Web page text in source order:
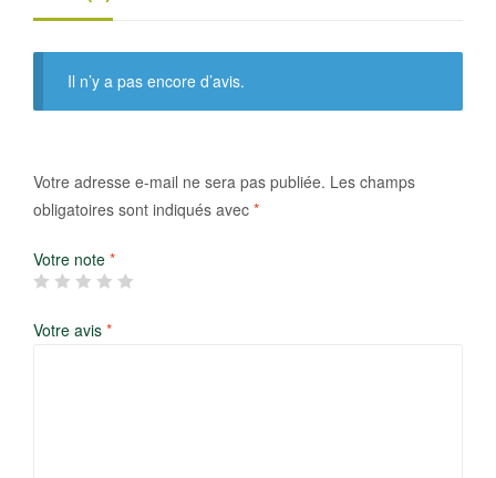
Sooa
Il n’y a pas encore d’avis.
Votre adresse e-mail ne sera pas publiée. Les champs
obligatoires sont indiqués avec *
Votre note *
Votre avis *